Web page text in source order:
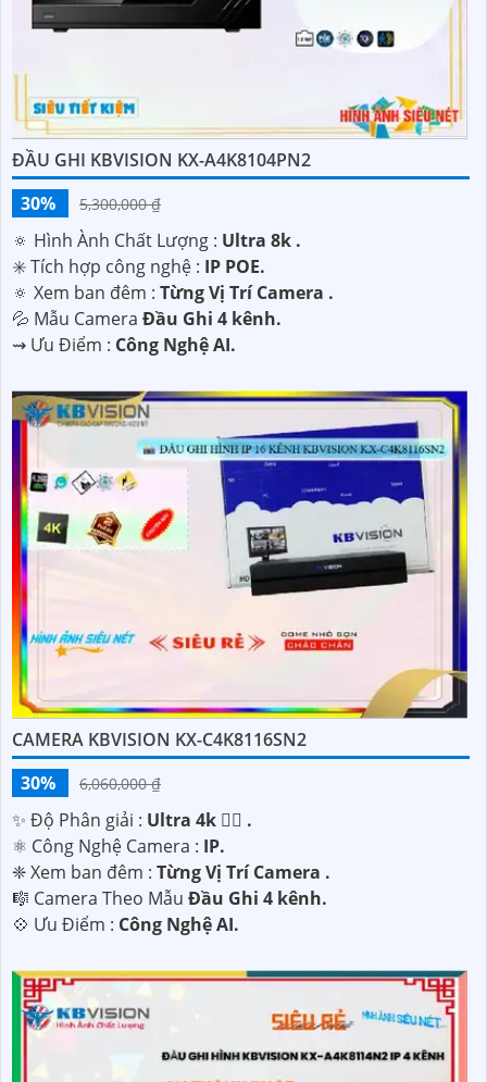
ĐẦU GHI KBVISION KX-A4K8104PN2
30%
5,300,000 ₫
🔅 Hình Ành Chất Lượng : Ultra 8k .
✳️ Tích hợp công nghệ : IP POE.
🔅 Xem ban đêm : Từng Vị Trí Camera .
💦 Mẫu Camera Đầu Ghi 4 kênh.
️⇝ Ưu Điểm : Công Nghệ AI.
CAMERA KBVISION KX-C4K8116SN2
30%
6,060,000 ₫
✨ Độ Phân giải : Ultra 4k 👍🏾 .
⚛️ Công Nghệ Camera : IP.
❈ Xem ban đêm : Từng Vị Trí Camera .
🎼️ Camera Theo Mẫu Đầu Ghi 4 kênh.
️💠 Ưu Điểm : Công Nghệ AI.